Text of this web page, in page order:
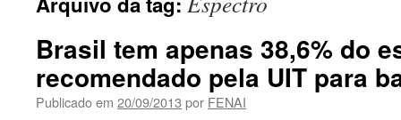
Brasil tem apenas 38,6% do
recomendado pela UIT para
Publicado em 20/09/2013 por FENAI